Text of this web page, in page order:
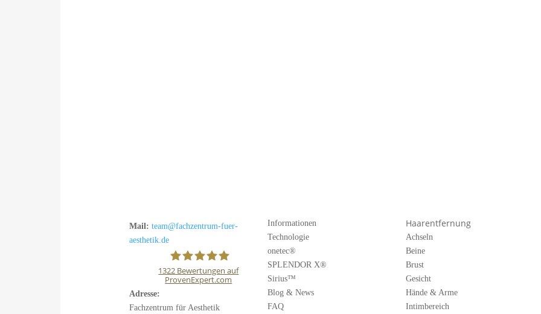
Mail: team@fachzentrum-fuer-
aesthetik.de
1322 Bewertungen auf
ProvenExpert.com
Adresse:
Fachzentrum für Aesthetik
Informationen
Technologie
onetec®
SPLENDOR X®
Sirius™
Blog & News
FAQ
Haarentfernung
Achseln
Beine
Brust
Gesicht
Hände & Arme
Intimbereich